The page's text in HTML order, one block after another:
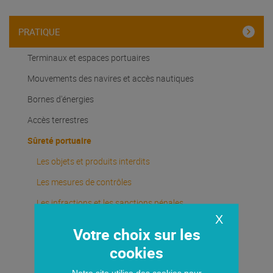
PRATIQUE
Terminaux et espaces portuaires
Mouvements des navires et accès nautiques
Bornes d'énergies
Accès terrestres
Sûreté portuaire
Les objets et produits interdits
Les mesures de contrôles
Les infractions et les sanctions pénales
Demande du titre d'accès
Je choisis ma formule
X